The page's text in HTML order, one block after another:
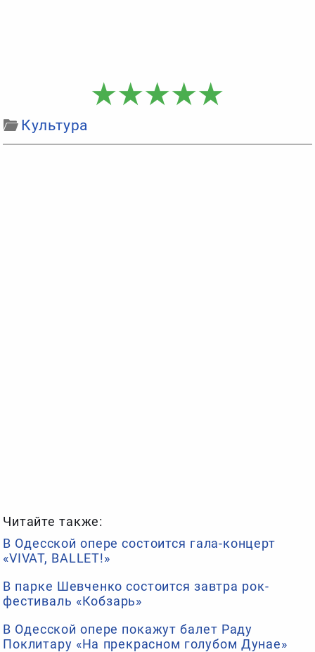
Культура
Читайте также:
В Одесской опере состоится гала-концерт
«VIVAT, BALLET!»
В парке Шевченко состоится завтра рок-
фестиваль «Кобзарь»
В Одесской опере покажут балет Раду
Поклитару «На прекрасном голубом Дунае»